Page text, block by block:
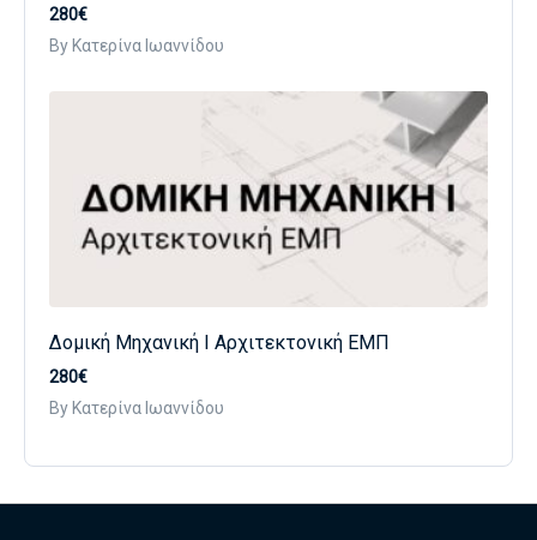
280€
By Κατερίνα Ιωαννίδου
Δομική Μηχανική Ι Αρχιτεκτονική ΕΜΠ
280€
By Κατερίνα Ιωαννίδου